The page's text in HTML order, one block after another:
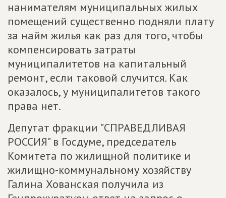
нанимателям муниципальных жилых
помещений существенно подняли плату
за найм жилья как раз для того, чтобы
компенсировать затраты
муниципалитетов на капитальный
ремонт, если таковой случится. Как
оказалось, у муниципалитетов такого
права нет.
Депутат фракции "СПРАВЕДЛИВАЯ
РОССИЯ" в Госдуме, председатель
Комитета по жилищной политике и
жилищно-коммунальному хозяйству
Галина Хованская получила из